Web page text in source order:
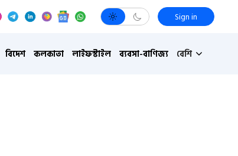
Sign in
বিদেশ কলকাতা লাইফস্টাইল ব্যবসা-বাণিজ্য বেশি